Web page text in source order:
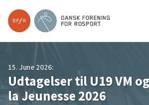
15. June 2026:
Udtagelser til U19 VM
la Jeunesse 2026